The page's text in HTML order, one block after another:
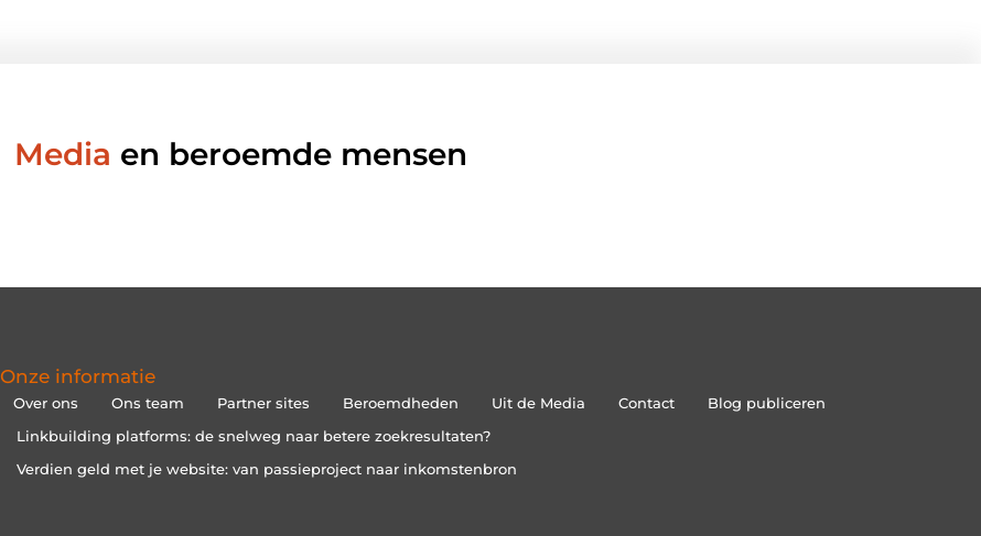
Media en beroemde mensen
Onze informatie
Over ons Ons team Partner sites Beroemdheden Uit de Media Contact
Blog publiceren
Linkbuilding platforms: de snelweg naar betere zoekresultaten?
Verdien geld met je website: van passieproject naar inkomstenbron